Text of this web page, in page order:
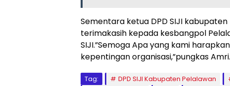
Sementara ketua DPD SIJI
terimakasih kepada kesbangpol
SIJI.”Semoga Apa yang kami
kepentingan organisasi,”pungkas Amri.
Tag: DPD SIJI Kabupaten Pelalawan